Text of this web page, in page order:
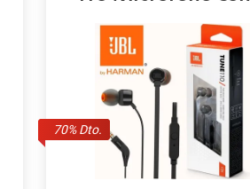
70% Dto.